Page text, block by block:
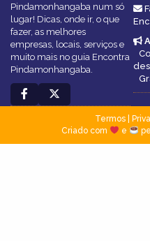
Pindamonhangaba num só
lugar! Dicas, onde ir, o que
fazer, as melhores
empresas, locais, serviços e
muito mais no guia Encontra
Pindamonhangaba.
Termos|
Criado com
e